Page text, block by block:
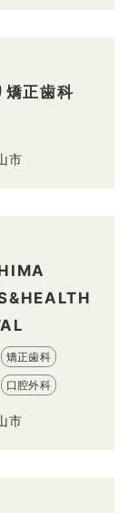
矯正歯科
市
矯正歯科
口腔外科
市